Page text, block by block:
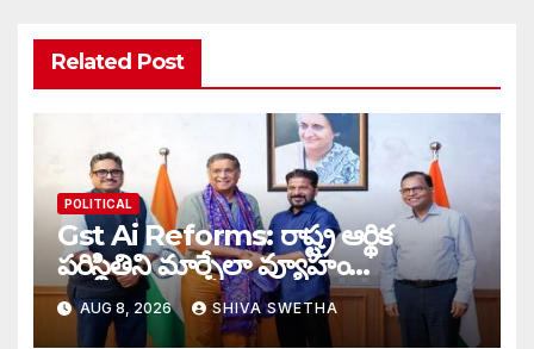
Related Post
POLITICAL
Gst Ai Reforms: రాష్ట్ర ఆర్థిక
పరిస్థితిని మార్చేలా వ్యూహం…
AUG 8, 2026 SHIVA SWETHA